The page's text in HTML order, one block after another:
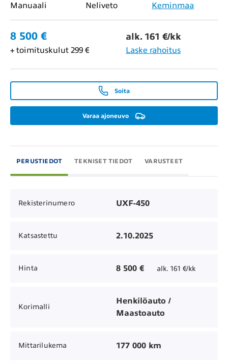
Manuaali
Neliveto Keminmaa
8 500 € alk. 161 €/kk
+ toimituskulut 299 € Laske rahoitus
Soita
Varaa ajoneuvo
PERUSTIEDOT TEKNISET TIEDOT VARUSTEET
Rekisterinumero UXF-450
Katsastettu 2.10.2025
Hinta 8 500 € alk. 161 €/kk
Korimalli
Henkilöauto /
Maastoauto
Mittarilukema 177 000 km